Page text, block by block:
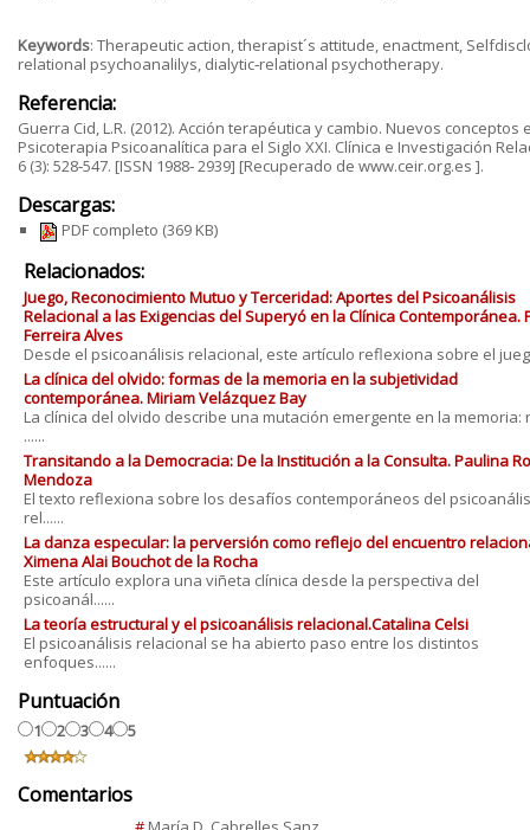
Keywords: Therapeutic action, therapist´s attitude, enactment,
relational psychoanalilys, dialytic‐relational psychotherapy.
Referencia:
Guerra Cid, L.R. (2012). Acción terapéutica y cambio. Nuevos conceptos
Psicoterapia Psicoanalítica para el Siglo XXI. Clínica e Investigación
6 (3): 528‐547. [ISSN 1988‐ 2939] [Recuperado de www.ceir.org.es ].
Descargas:
PDF completo (369 KB)
Relacionados:
Juego, Reconocimiento Mutuo y Terceridad: Aportes del Psicoanálisis
Relacional a las Exigencias del Superyó en la Clínica Contemporánea.
Ferreira Alves
Desde el psicoanálisis relacional, este artículo reflexiona sobre el
La clínica del olvido: formas de la memoria en la subjetividad
contemporánea. Miriam Velázquez Bay
La clínica del olvido describe una mutación emergente en la memoria:
......
Transitando a la Democracia: De la Institución a la Consulta. Paulina
Mendoza
El texto reflexiona sobre los desafíos contemporáneos del
rel......
La danza especular: la perversión como reflejo del encuentro
Ximena Alai Bouchot de la Rocha
Este artículo explora una viñeta clínica desde la perspectiva del
psicoanál......
La teoría estructural y el psicoanálisis relacional.Catalina Celsi
El psicoanálisis relacional se ha abierto paso entre los distintos
enfoques......
Puntuación
1 2 3 4 5
Comentarios